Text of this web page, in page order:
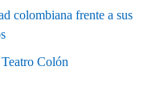
colombiana frente a sus
Colón